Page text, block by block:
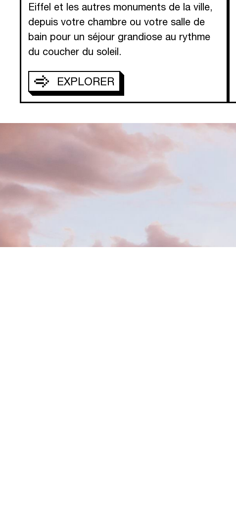
Eiffel et les autres monuments de la ville,
depuis votre chambre ou votre salle de
bain pour un séjour grandiose au rythme
du coucher du soleil.
EXPLORER